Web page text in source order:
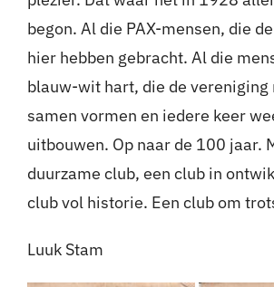
begon. Al die PAX-mensen, die
hier hebben gebracht. Al die
blauw-wit hart, die de vereniging
samen vormen en iedere keer
uitbouwen. Op naar de 100 jaar.
duurzame club, een club in
club vol historie. Een club om
Luuk Stam